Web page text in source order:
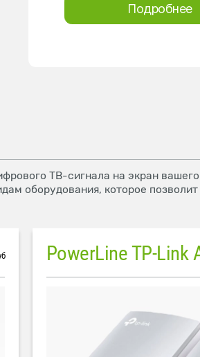
Подробнее
ТВ-сигнала на экран
оборудования, которое
PowerLine TP-Link